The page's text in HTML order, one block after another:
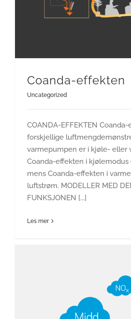
Coanda-effekten
Uncategorized
COANDA-EFFEKTEN
forskjellige
varmepumpen er i kjøle- eller
Coanda-effekten i
mens Coanda-effekten i
luftstrøm. MODELLER MED
FUNKSJONEN [...]
Les mer